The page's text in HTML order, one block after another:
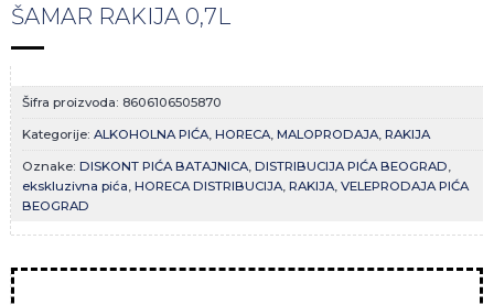
ŠAMAR RAKIJA 0,7L
Šifra proizvoda: 8606106505870
Kategorije: ALKOHOLNA PIĆA, HORECA, MALOPRODAJA, RAKIJA
Oznake: DISKONT PIĆA BATAJNICA, DISTRIBUCIJA PIĆA BEOGRAD,
ekskluzivna pića, HORECA DISTRIBUCIJA, RAKIJA, VELEPRODAJA PIĆA
BEOGRAD